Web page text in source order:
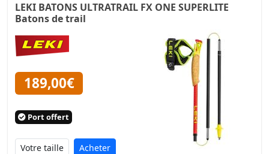
LEKI BATONS ULTRATRAIL FX ONE SUPERLITE
Batons de trail
189,00€
Port offert
Acheter